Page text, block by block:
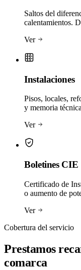
Saltos del
calentamientos.
Ver
Instalaciones
Pisos, locales,
y memoria
Ver
Boletines CIE
Certificado de
o aumento de
Ver
Cobertura del servicio
Prestamos
comarca